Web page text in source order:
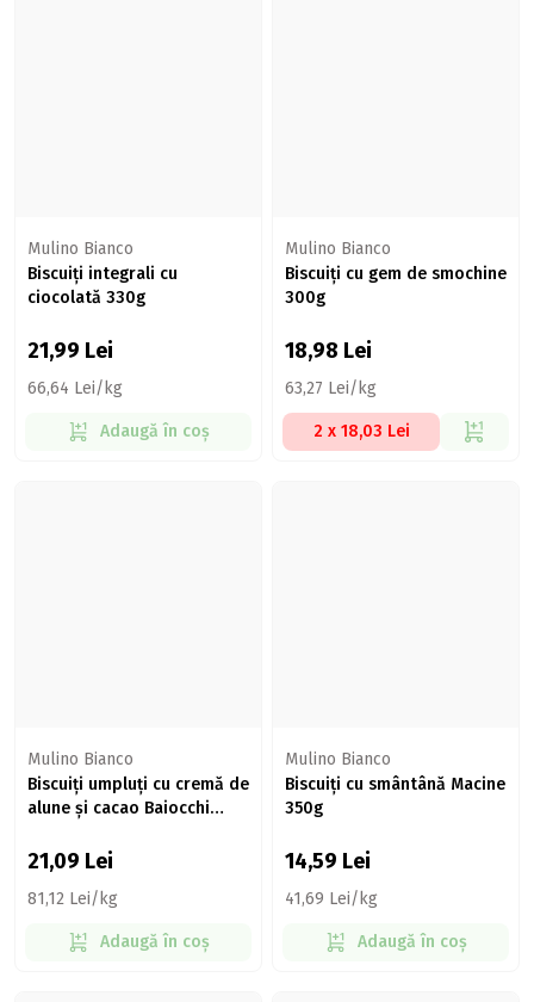
Mulino Bianco
Biscuiți integrali cu
ciocolată 330g
21,99 Lei
66,64 Lei/kg
Adaugă în coș
Mulino Bianco
Biscuiți cu gem de smochine
300g
18,98 Lei
63,27 Lei/kg
2 x 18,03 Lei
Mulino Bianco
Biscuiți umpluți cu cremă de
alune și cacao Baiocchi
21,09 Lei
81,12 Lei/kg
Adaugă în coș
Mulino Bianco
Biscuiți cu smântână Macine
350g
14,59 Lei
41,69 Lei/kg
Adaugă în coș